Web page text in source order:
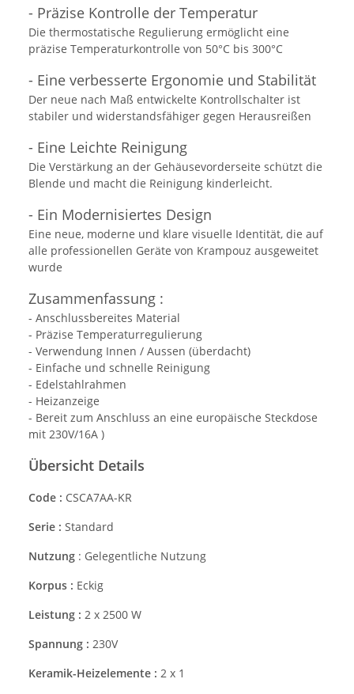
- Präzise Kontrolle der Temperatur
Die thermostatische Regulierung ermöglicht eine
präzise Temperaturkontrolle von 50°C bis 300°C
- Eine verbesserte Ergonomie und Stabilität
Der neue nach Maß entwickelte Kontrollschalter ist
stabiler und widerstandsfähiger gegen Herausreißen
- Eine Leichte Reinigung
Die Verstärkung an der Gehäusevorderseite schützt die
Blende und macht die Reinigung kinderleicht.
- Ein Modernisiertes Design
Eine neue, moderne und klare visuelle Identität, die auf
alle professionellen Geräte von Krampouz ausgeweitet
wurde
Zusammenfassung :
- Anschlussbereites Material
- Präzise Temperaturregulierung
- Verwendung Innen / Aussen (überdacht)
- Einfache und schnelle Reinigung
- Edelstahlrahmen
- Heizanzeige
- Bereit zum Anschluss an eine europäische Steckdose
mit 230V/16A )
Übersicht Details
Code : CSCA7AA-KR
Serie : Standard
Nutzung : Gelegentliche Nutzung
Korpus : Eckig
Leistung : 2 x 2500 W
Spannung : 230V
Keramik-Heizelemente : 2 x 1